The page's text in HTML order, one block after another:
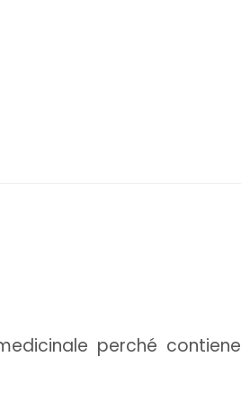
perché contiene